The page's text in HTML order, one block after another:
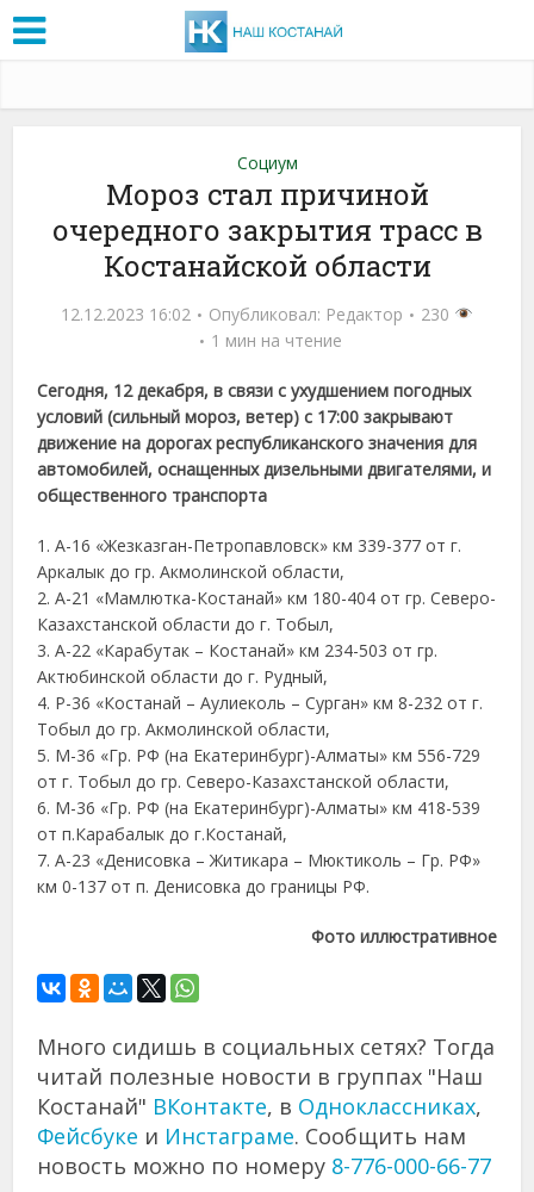
Социум
Мороз стал причиной
очередного закрытия трасс в
Костанайской области
12.12.2023 16:02 Опубликовал: Редактор
230
1 мин на чтение
Сегодня, 12 декабря, в связи с ухудшением погодных
условий (сильный мороз, ветер) с 17:00 закрывают
движение на дорогах республиканского значения для
автомобилей, оснащенных дизельными двигателями, и
общественного транспорта
1. А-16 «Жезказган-Петропавловск» км 339-377 от г.
Аркалык до гр. Акмолинской области,
2. А-21 «Мамлютка-Костанай» км 180-404 от гр. Северо-
Казахстанской области до г. Тобыл,
3. А-22 «Карабутак – Костанай» км 234-503 от гр.
Актюбинской области до г. Рудный,
4. Р-36 «Костанай – Аулиеколь – Сурган» км 8-232 от г.
Тобыл до гр. Акмолинской области,
5. М-36 «Гр. РФ (на Екатеринбург)-Алматы» км 556-729
от г. Тобыл до гр. Северо-Казахстанской области,
6. М-36 «Гр. РФ (на Екатеринбург)-Алматы» км 418-539
от п.Карабалык до г.Костанай,
7. А-23 «Денисовка – Житикара – Мюктиколь – Гр. РФ»
км 0-137 от п. Денисовка до границы РФ.
Фото иллюстративное
Много сидишь в социальных сетях? Тогда
читай полезные новости в группах "Наш
Костанай" ВКонтакте, в Одноклассниках,
Фейсбуке и Инстаграме. Сообщить нам
новость можно по номеру 8-776-000-66-77